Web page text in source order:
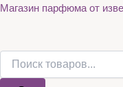
Перейти
Магазин парфюма от
Поиск
Поиск
Quantity